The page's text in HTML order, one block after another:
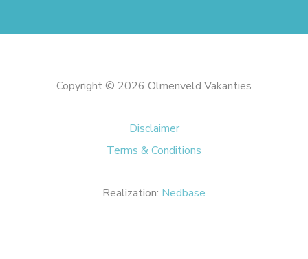
Copyright © 2026 Olmenveld Vakanties
Disclaimer
Terms & Conditions
Realization: Nedbase